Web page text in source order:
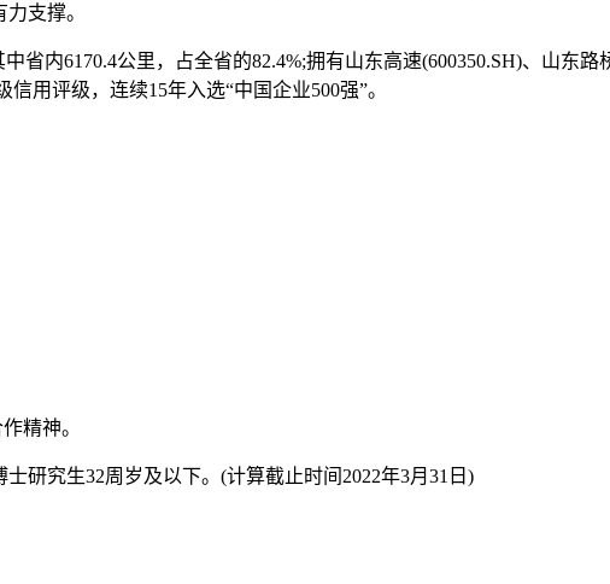
支撑。
内6170.4公里，占全省的82.4%;拥有山东高速(600350.SH)、山东路
用评级，连续15年入选“中国企业500强”。
精神。
研究生32周岁及以下。(计算截止时间2022年3月31日)